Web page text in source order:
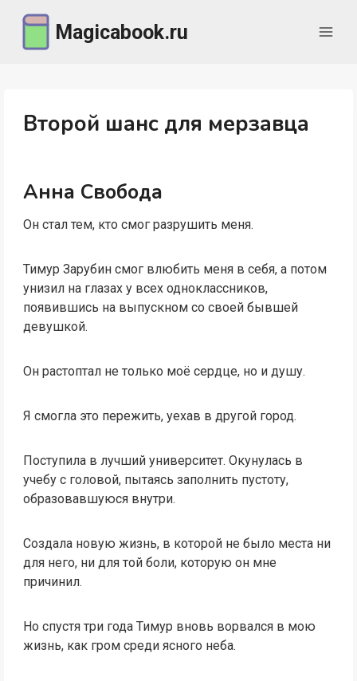
содержимому
Magicabook.ru
Второй шанс для мерзавца
Анна Свобода
Он стал тем, кто смог разрушить меня.
Тимур Зарубин смог влюбить меня в себя, а потом
унизил на глазах у всех одноклассников,
появившись на выпускном со своей бывшей
девушкой.
Он растоптал не только моё сердце, но и душу.
Я смогла это пережить, уехав в другой город.
Поступила в лучший университет. Окунулась в
учебу с головой, пытаясь заполнить пустоту,
образовавшуюся внутри.
Создала новую жизнь, в которой не было места ни
для него, ни для той боли, которую он мне
причинил.
Но спустя три года Тимур вновь ворвался в мою
жизнь, как гром среди ясного неба.